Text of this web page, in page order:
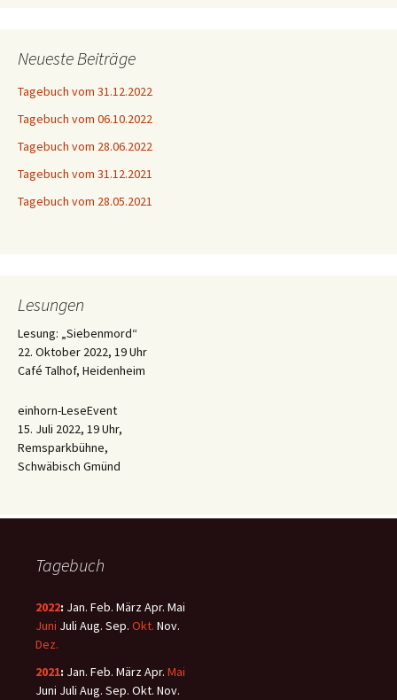
Neueste Beiträge
Tagebuch vom 31.12.2022
Tagebuch vom 06.10.2022
Tagebuch vom 28.06.2022
Tagebuch vom 31.12.2021
Tagebuch vom 28.05.2021
Lesungen
Lesung: „Siebenmord“
22. Oktober 2022, 19 Uhr
Café Talhof, Heidenheim
einhorn-LeseEvent
15. Juli 2022, 19 Uhr,
Remsparkbühne,
Schwäbisch Gmünd
Tagebuch
2022: Jan. Feb. MärzApr. Mai
Juni Juli Aug. Sep. Okt. Nov.
Dez.
2021: Jan. Feb. MärzApr. Mai
Juni Juli Aug. Sep. Okt. Nov.